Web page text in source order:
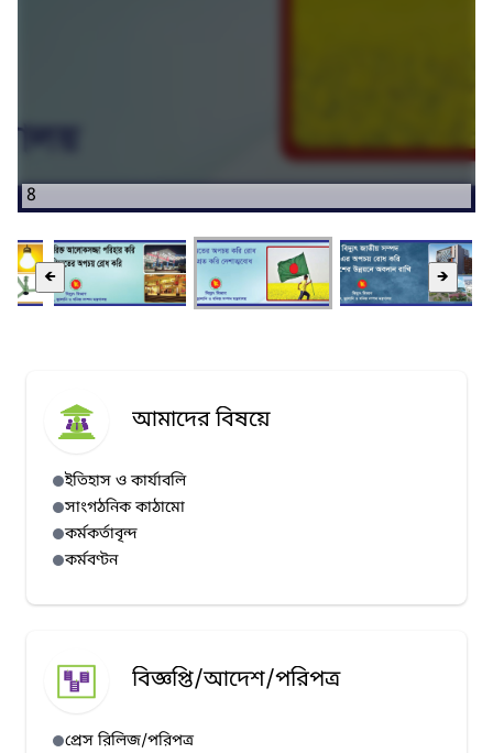
8
🡸 🡺
আমাদের বিষয়ে
ইতিহাস ও কার্যাবলি
সাংগঠনিক কাঠামো
কর্মকর্তাবৃন্দ
কর্মবণ্টন
বিজ্ঞপ্তি/আদেশ/পরিপত্র
প্রেস রিলিজ/পরিপত্র